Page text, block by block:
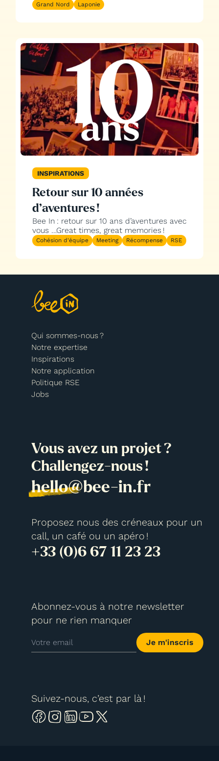
Grand Nord Laponie
INSPIRATIONS
Retour sur 10 années
d’aventures !
Bee In : retour sur 10 ans d’aventures avec
vous …Great times, great memories !
Cohésion d'équipe Meeting Récompense RSE
Qui sommes-nous ?
Notre expertise
Inspirations
Notre application
Politique RSE
Jobs
Vous avez un projet ?
Challengez-nous !
hello@bee-in.fr
Proposez nous des créneaux pour un
call, un café ou un apéro !
+33 (0)6 67 11 23 23
Abonnez-vous à notre newsletter
pour ne rien manquer
Je m'inscris
Suivez-nous, c’est par là !